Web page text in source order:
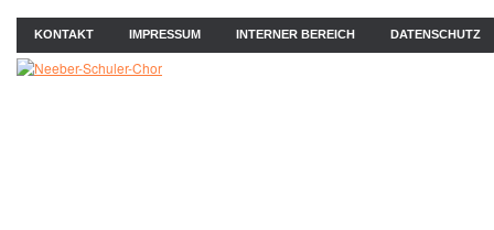
KONTAKT IMPRESSUM INTERNER BEREICH DATENSCHUTZ